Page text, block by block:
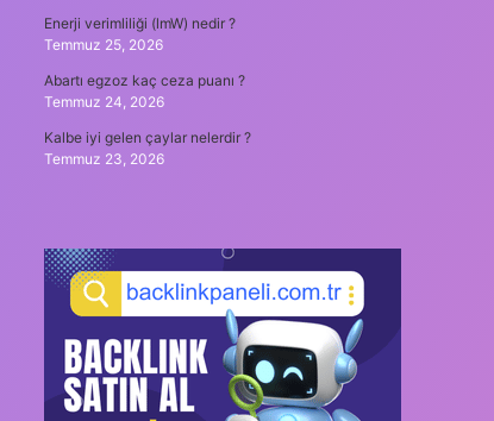
Enerji verimliliği (lmW) nedir ?
Temmuz 25, 2026
Abartı egzoz kaç ceza puanı ?
Temmuz 24, 2026
Kalbe iyi gelen çaylar nelerdir ?
Temmuz 23, 2026